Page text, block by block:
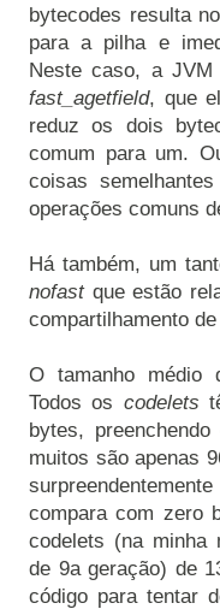
bytecodes resulta
para a pilha e
fast_agetfield, que
reduz os dois
comum para um.
coisas
Há também, um
nofast que estão
O tamanho médio
Todos os codelets
bytes,
muitos são apenas
compara com zero
codelets (na minha
de 9a geração) de
código para tentar